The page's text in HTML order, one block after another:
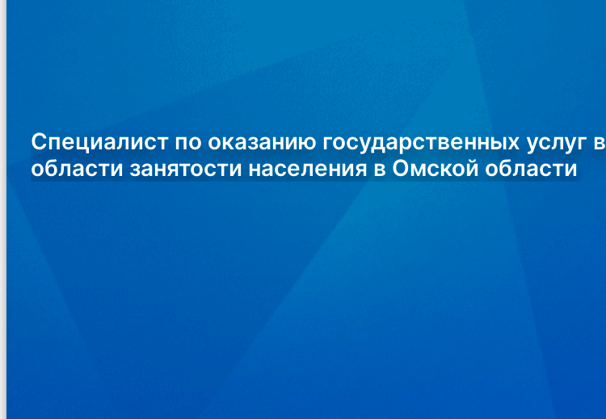
Специалист по оказанию государственных услуг в
области занятости населения в Омской области